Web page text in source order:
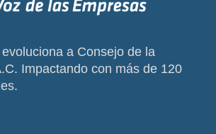
a Consejo de la
Impactando con más de 120